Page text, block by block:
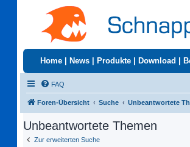
Home News Produkte Download
FAQ
Foren-Übersicht Suche Unbeantwortete
Unbeantwortete Themen
Zur erweiterten Suche